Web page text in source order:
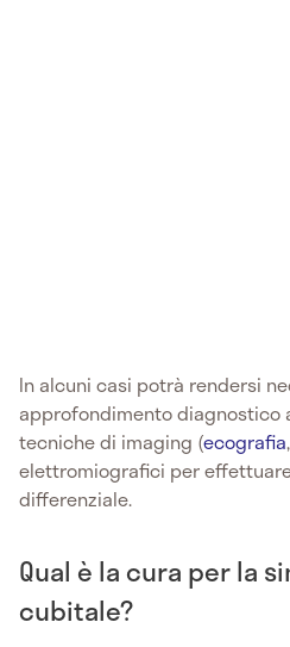
In alcuni casi potrà rendersi
approfondimento diagnostico
tecniche di imaging (ecografia,
elettromiografici per
differenziale.
Qual è la cura per la
cubitale?